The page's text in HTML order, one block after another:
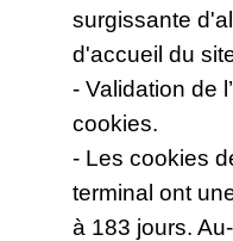
surgissante
d'accueil du
- Validation de
cookies.
- Les cookies
terminal ont
à 183 jours.